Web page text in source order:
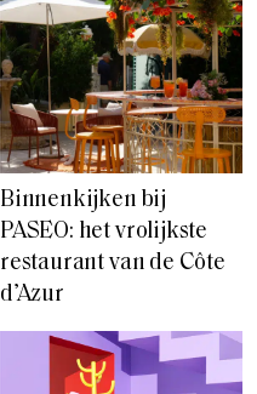
Binnenkijken bij
PASEO: het vrolijkste
restaurant van de Côte
d’Azur